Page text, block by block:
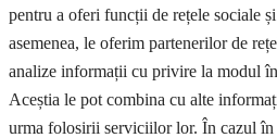
pentru a oferi funcții de rețele sociale
asemenea, le oferim partenerilor de
analize informații cu privire la modul
Aceștia le pot combina cu alte
urma folosirii serviciilor lor. În cazul în